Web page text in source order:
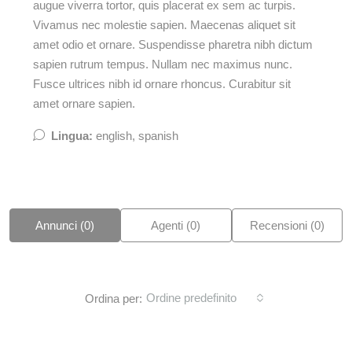
augue viverra tortor, quis placerat ex sem ac turpis.
Vivamus nec molestie sapien. Maecenas aliquet sit
amet odio et ornare. Suspendisse pharetra nibh dictum
sapien rutrum tempus. Nullam nec maximus nunc.
Fusce ultrices nibh id ornare rhoncus. Curabitur sit
amet ornare sapien.
Lingua: english, spanish
Annunci (0) Agenti (0) Recensioni (0)
Ordina per: Ordine predefinito